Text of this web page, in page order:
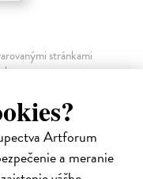
Artforum
a meranie
stránkami
lese.